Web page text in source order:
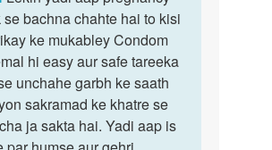
se bachna chahte hai to kisi
ke mukabley Condom
hi easy aur safe tareeka
unchahe garbh ke saath
sakramad ke khatre se
ja sakta hai. Yadi aap is